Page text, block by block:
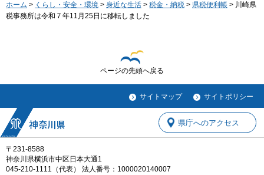
ホーム > くらし・安全・環境 > 身近な生活 > 税金・納税 > 県税便利帳 > 川崎県
税事務所は令和７年11月25日に移転しました
ページの先頭へ戻る
サイトマップ サイトポリシー
〒231-8588
神奈川県横浜市中区日本大通1
045-210-1111（代表） 法人番号：1000020140007
県庁へのアクセス